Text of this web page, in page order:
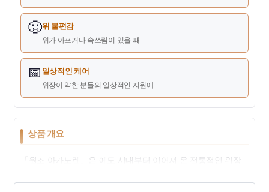
🤢위 불편감
위가 아프거나 속쓰림이 있을 때
📅 일상적인 케어
위장이 약한 분들의 일상적인 지원에
상품 개요
「원조 아카노렌」은 에도 시대부터 이어져 온 전통적인 위장
나 소화불량 등의 불쾌한 증상을 부드럽게 지원합니다. 먹기 쉬